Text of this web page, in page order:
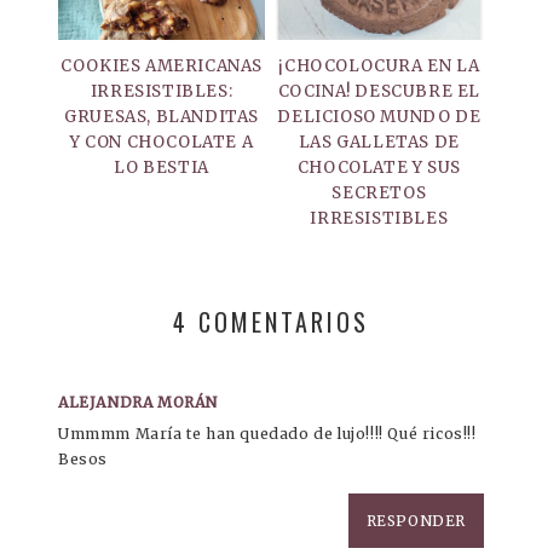
COOKIES AMERICANAS
IRRESISTIBLES:
GRUESAS, BLANDITAS
Y CON CHOCOLATE A
LO BESTIA
¡CHOCOLOCURA EN LA
COCINA! DESCUBRE EL
DELICIOSO MUNDO DE
LAS GALLETAS DE
CHOCOLATE Y SUS
SECRETOS
IRRESISTIBLES
4 COMENTARIOS
ALEJANDRA MORÁN
Ummmm María te han quedado de lujo!!!! Qué ricos!!!
Besos
RESPONDER